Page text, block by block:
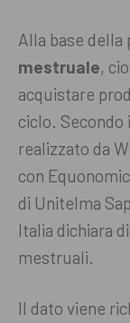
Alla base della
mestruale,
acquistare
ciclo.
realizzato da
con
di Unitelma
Italia dichiara
mestruali.
Il dato viene